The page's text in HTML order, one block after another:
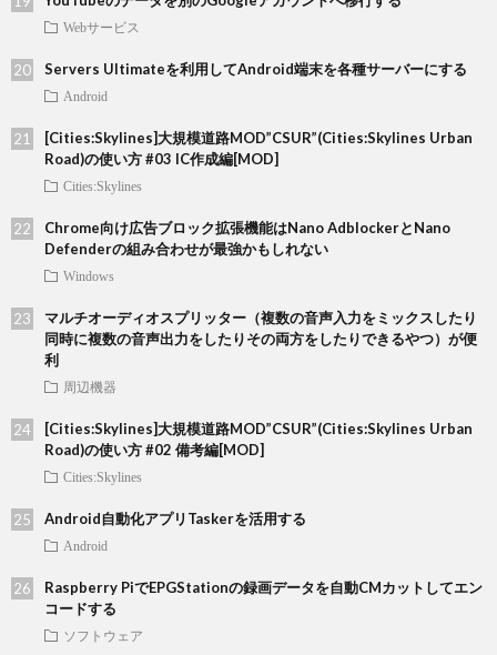
Webサービス
Servers Ultimateを利用してAndroid端末を各種サーバーにする
Android
[Cities:Skylines]大規模道路MOD”CSUR”(Cities:Skylines Urban
Road)の使い方 #03 IC作成編[MOD]
Cities:Skylines
Chrome向け広告ブロック拡張機能はNano AdblockerとNano
Defenderの組み合わせが最強かもしれない
Windows
マルチオーディオスプリッター（複数の音声入力をミックスしたり
同時に複数の音声出力をしたりその両方をしたりできるやつ）が便
利
周辺機器
[Cities:Skylines]大規模道路MOD”CSUR”(Cities:Skylines Urban
Road)の使い方 #02 備考編[MOD]
Cities:Skylines
Android自動化アプリTaskerを活用する
Android
Raspberry PiでEPGStationの録画データを自動CMカットしてエン
コードする
ソフトウェア